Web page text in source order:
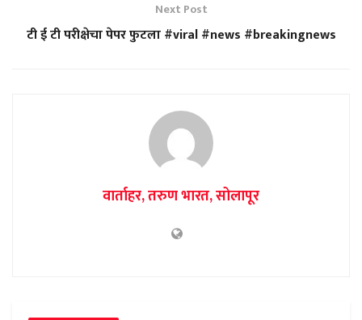
Next Post
टी ई टी परीक्षेचा पेपर फुटला #viral #news #breakingnews
वार्ताहर, तरुण भारत, सोलापूर